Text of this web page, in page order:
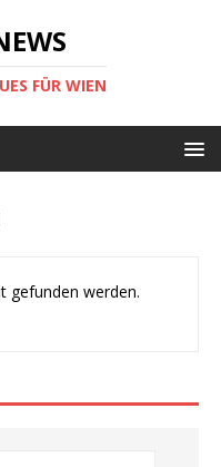
FÜR WIEN
gefunden werden.